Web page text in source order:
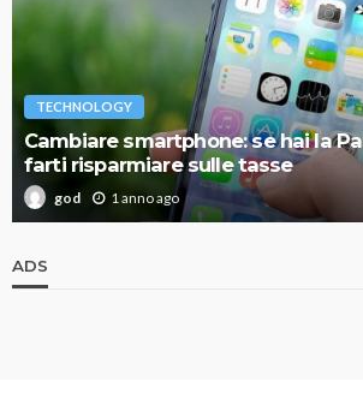
TECHNOLOGY
Cambiare smartphone: se hai la
farti risparmiare sulle tasse
god 1 anno ago
ADS